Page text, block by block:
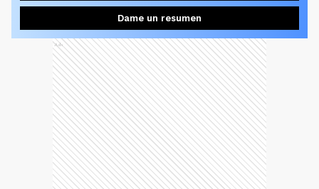
Dame un resumen
Ads